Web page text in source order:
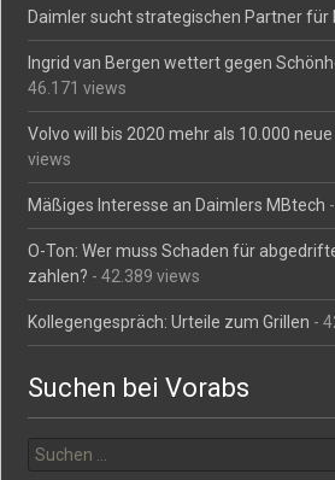
Daimler sucht strategischen Partner für
Ingrid van Bergen wettert gegen
46.171 views
Volvo will bis 2020 mehr als 10.000
views
Mäßiges Interesse an Daimlers MBtech
O-Ton: Wer muss Schaden für
zahlen? - 42.389 views
Kollegengespräch: Urteile zum Grillen -
Suchen bei Vorabs
nach: